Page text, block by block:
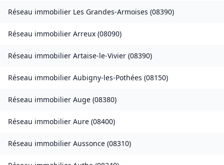
Réseau immobilier Les Grandes-Armoises (08390)
Réseau immobilier Arreux (08090)
Réseau immobilier Artaise-le-Vivier (08390)
Réseau immobilier Aubigny-les-Pothées (08150)
Réseau immobilier Auge (08380)
Réseau immobilier Aure (08400)
Réseau immobilier Aussonce (08310)